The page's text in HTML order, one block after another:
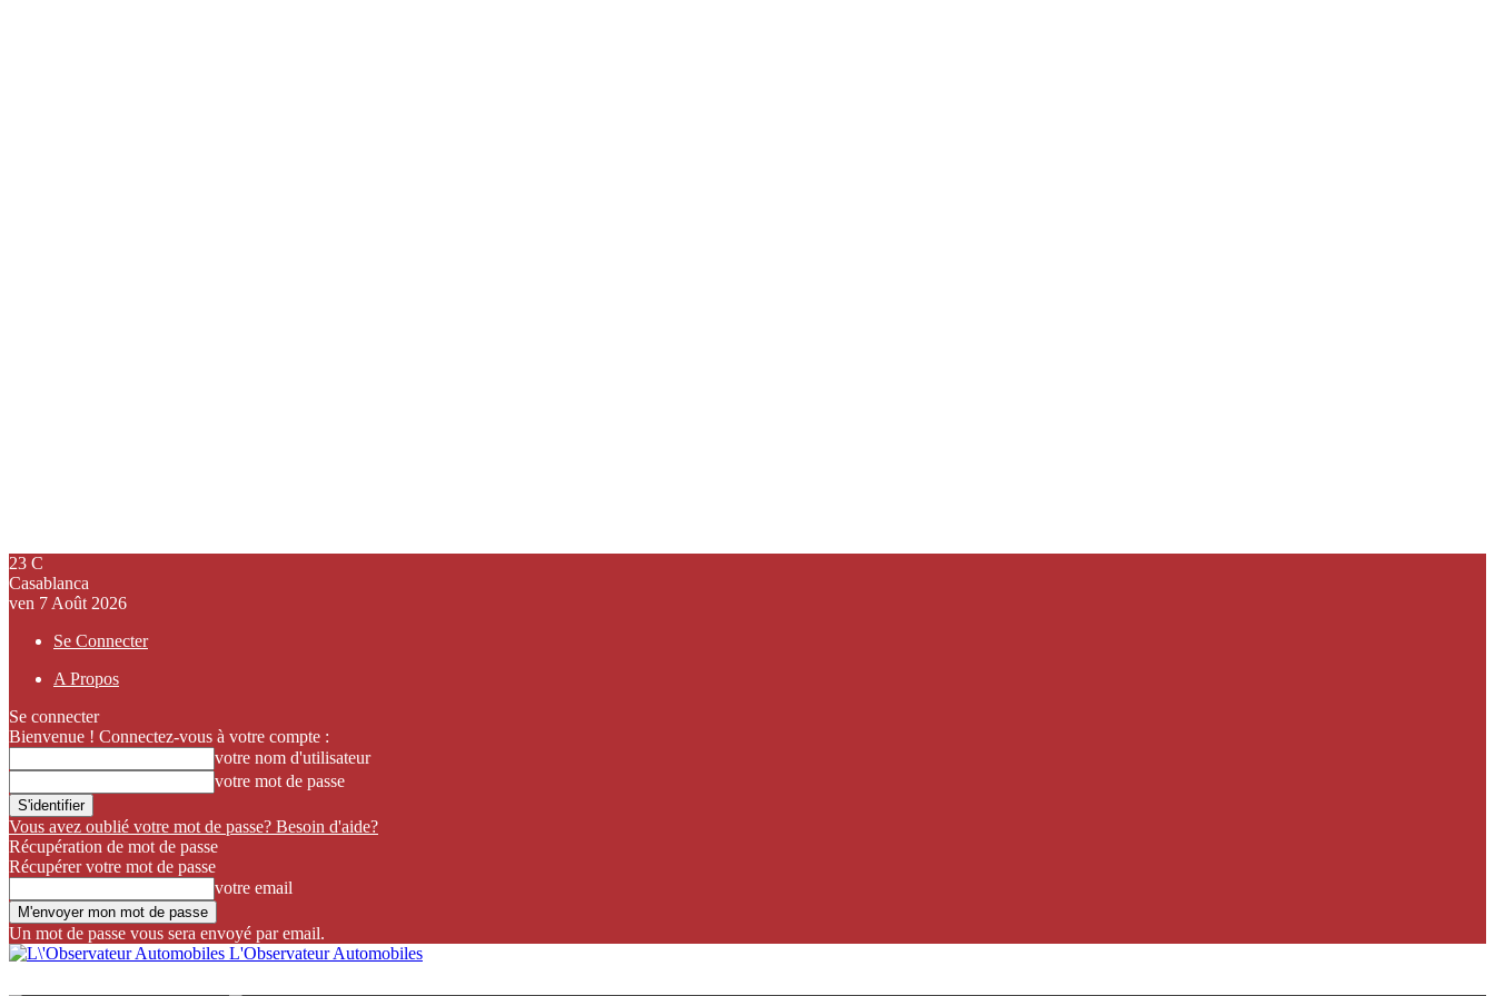
23 C
Casablanca
ven 7 Août 2026
Se Connecter
A Propos
Se connecter
Bienvenue ! Connectez-vous à votre compte :
votre nom d'utilisateur
votre mot de passe
Vous avez oublié votre mot de passe? Besoin d'aide?
Récupération de mot de passe
Récupérer votre mot de passe
votre email
Un mot de passe vous sera envoyé par email.
L'Observateur Automobiles